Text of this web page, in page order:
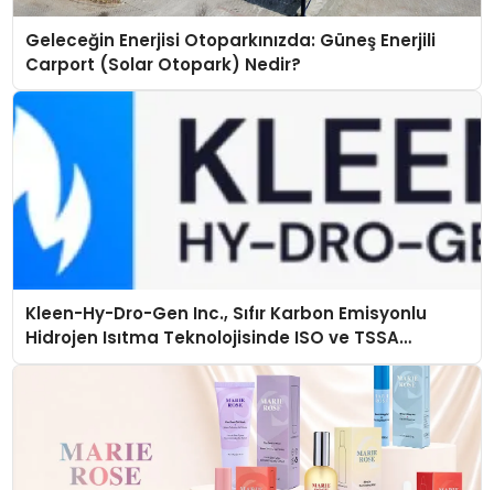
Geleceğin Enerjisi Otoparkınızda: Güneş Enerjili
Carport (Solar Otopark) Nedir?
Kleen-Hy-Dro-Gen Inc., Sıfır Karbon Emisyonlu
Hidrojen Isıtma Teknolojisinde ISO ve TSSA
Düzenleyici Onaylarını Aldı